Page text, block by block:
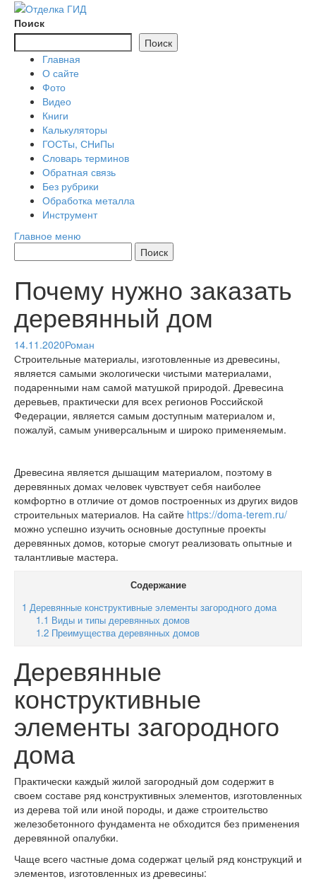
Перейти
содержимому
Поиск
Поиск
Главная
О сайте
Фото
Видео
Книги
Калькуляторы
ГОСТы, СНиПы
Словарь терминов
Обратная связь
Без рубрики
Обработка металла
Инструмент
Главное меню
Почему нужно заказать
деревянный дом
14.11.2020Роман
Строительные материалы, изготовленные из древесины,
является самыми экологически чистыми материалами,
подаренными нам самой матушкой природой. Древесина
деревьев, практически для всех регионов Российской
Федерации, является самым доступным материалом и,
пожалуй, самым универсальным и широко применяемым.
Древесина является дышащим материалом, поэтому в
деревянных домах человек чувствует себя наиболее
комфортно в отличие от домов построенных из других видов
строительных материалов. На сайте https://doma-terem.ru/
можно успешно изучить основные доступные проекты
деревянных домов, которые смогут реализовать опытные и
талантливые мастера.
Содержание
1 Деревянные конструктивные элементы загородного дома
1.1 Виды и типы деревянных домов
1.2Преимущества деревянных домов
Деревянные
конструктивные
элементы загородного
дома
Практически каждый жилой загородный дом содержит в
своем составе ряд конструктивных элементов, изготовленных
из дерева той или иной породы, и даже строительство
железобетонного фундамента не обходится без применения
деревянной опалубки.
Чаще всего частные дома содержат целый ряд конструкций и
элементов, изготовленных из древесины: